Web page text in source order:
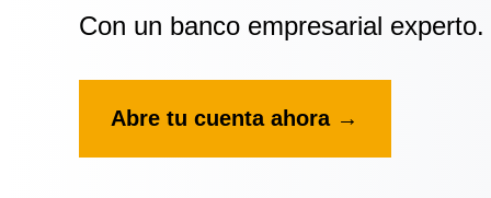
Con un banco empresarial experto.
Abre tu cuenta ahora →